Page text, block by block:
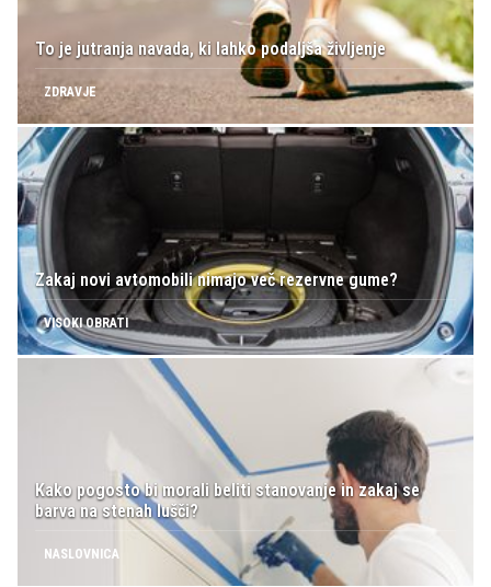
To je jutranja navada, ki lahko podaljša življenje
ZDRAVJE
Zakaj novi avtomobili nimajo več rezervne gume?
VISOKI OBRATI
Kako pogosto bi morali beliti stanovanje in zakaj se
barva na stenah lušči?
NASLOVNICA